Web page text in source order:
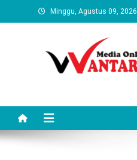
to
Minggu, Agustus 09, 2026